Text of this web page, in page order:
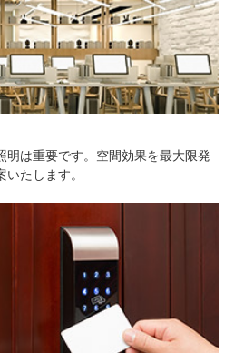
明は重要です。空間効果を最大限発
たします。